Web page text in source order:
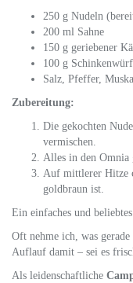
250 g Nudeln
200 ml Sahne
150 g geriebener
100 g
Salz, Pfeffer,
Zubereitung:
Die gekochten
vermischen.
Alles in den Omnia
Auf mittlerer Hitze
goldbraun ist.
Ein einfaches und beliebtes
Oft nehme ich, was
Auflauf damit – sei es
Als leidenschaftliche